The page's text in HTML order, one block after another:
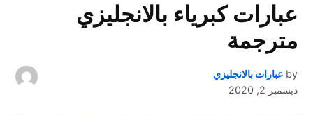
عبارات كبرياء بالانجليزي
مترجمة
by عبارات بالانجليزي
ديسمبر 2, 2020